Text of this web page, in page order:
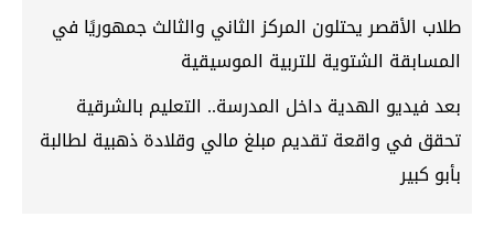
طلاب الأقصر يحتلون المركز الثاني والثالث جمهوريًا في
المسابقة الشتوية للتربية الموسيقية
بعد فيديو الهدية داخل المدرسة.. التعليم بالشرقية
تحقق في واقعة تقديم مبلغ مالي وقلادة ذهبية لطالبة
بأبو كبير